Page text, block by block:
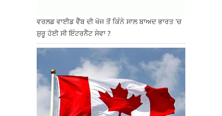
ਵਰਲਡ ਵਾਈਡ ਵੈੱਬ ਦੀ ਖੋਜ ਤੋਂ ਕਿੰਨੇ ਸਾਲ ਬਾਅਦ ਭਾਰਤ 'ਚ
ਸ਼ੁਰੂ ਹੋਈ ਸੀ ਇੰਟਰਨੈੱਟ ਸੇਵਾ ?